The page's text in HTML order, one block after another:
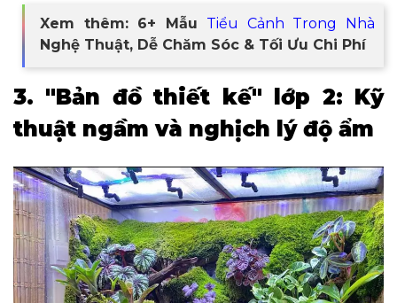
Xem thêm: 6+ Mẫu Tiểu Cảnh Trong Nhà
Nghệ Thuật, Dễ Chăm Sóc & Tối Ưu Chi Phí
3. "Bản đồ thiết kế" lớp 2: Kỹ
thuật ngầm và nghịch lý độ ẩm